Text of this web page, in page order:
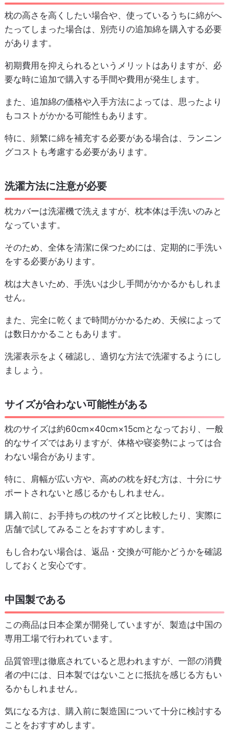
枕の高さを高くしたい場合や、使っているうちに綿がへ
たってしまった場合は、別売りの追加綿を購入する必要
があります。
初期費用を抑えられるというメリットはありますが、必
要な時に追加で購入する手間や費用が発生します。
また、追加綿の価格や入手方法によっては、思ったより
もコストがかかる可能性もあります。
特に、頻繁に綿を補充する必要がある場合は、ランニン
グコストも考慮する必要があります。
洗濯方法に注意が必要
枕カバーは洗濯機で洗えますが、枕本体は手洗いのみと
なっています。
そのため、全体を清潔に保つためには、定期的に手洗い
をする必要があります。
枕は大きいため、手洗いは少し手間がかかるかもしれま
せん。
また、完全に乾くまで時間がかかるため、天候によって
は数日かかることもあります。
洗濯表示をよく確認し、適切な方法で洗濯するようにし
ましょう。
サイズが合わない可能性がある
枕のサイズは約60cm×40cm×15cmとなっており、一般
的なサイズではありますが、体格や寝姿勢によっては合
わない場合があります。
特に、肩幅が広い方や、高めの枕を好む方は、十分にサ
ポートされないと感じるかもしれません。
購入前に、お手持ちの枕のサイズと比較したり、実際に
店舗で試してみることをおすすめします。
もし合わない場合は、返品・交換が可能かどうかを確認
しておくと安心です。
中国製である
この商品は日本企業が開発していますが、製造は中国の
専用工場で行われています。
品質管理は徹底されていると思われますが、一部の消費
者の中には、日本製ではないことに抵抗を感じる方もい
るかもしれません。
気になる方は、購入前に製造国について十分に検討する
ことをおすすめします。